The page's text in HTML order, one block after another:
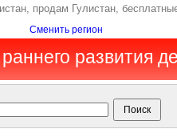
продам Гулистан,
Сменить регион
развития